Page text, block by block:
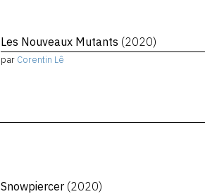
Les Nouveaux Mutants (2020)
par Corentin Lê
Snowpiercer (2020)